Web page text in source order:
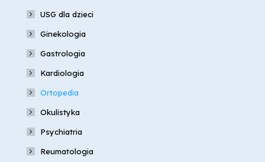
USG dla dzieci
Ginekologia
Gastrologia
Kardiologia
Ortopedia
Okulistyka
Psychiatria
Reumatologia